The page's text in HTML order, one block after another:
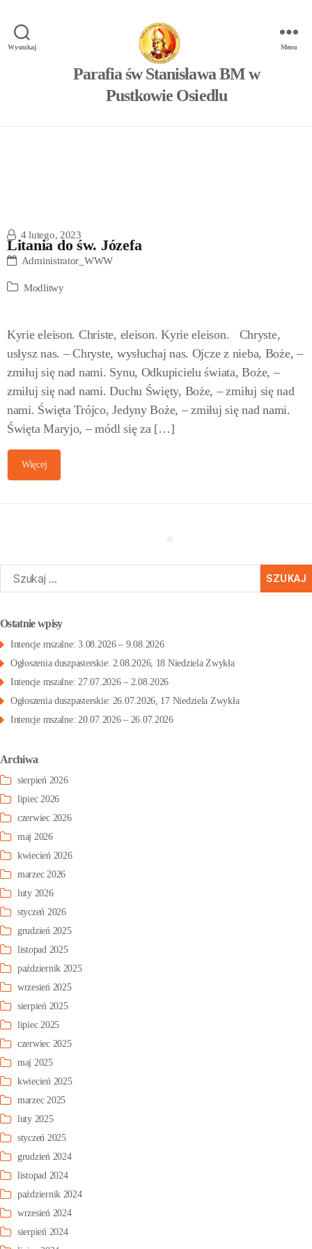
Wyszukaj
Parafia św Stanisława BM w
Pustkowie Osiedlu
Menu
Litania do św. Józefa
4 lutego, 2023
Administrator_WWW
Modlitwy
Kyrie eleison. Christe, eleison. Kyrie eleison. Chryste,
usłysz nas. – Chryste, wysłuchaj nas. Ojcze z nieba, Boże, –
zmiłuj się nad nami. Synu, Odkupicielu świata, Boże, –
zmiłuj się nad nami. Duchu Święty, Boże, – zmiłuj się nad
nami. Święta Trójco, Jedyny Boże, – zmiłuj się nad nami.
Święta Maryjo, – módl się za […]
Więcej
Ostatnie wpisy
Intencje mszalne: 3.08.2026 – 9.08.2026
Ogłoszenia duszpasterskie: 2.08.2026, 18 Niedziela Zwykła
Intencje mszalne: 27.07.2026 – 2.08.2026
Ogłoszenia duszpasterskie: 26.07.2026, 17 Niedziela Zwykła
Intencje mszalne: 20.07.2026 – 26.07.2026
Archiwa
sierpień 2026
lipiec 2026
czerwiec 2026
maj 2026
kwiecień 2026
marzec 2026
luty 2026
styczeń 2026
grudzień 2025
listopad 2025
październik 2025
wrzesień 2025
sierpień 2025
lipiec 2025
czerwiec 2025
maj 2025
kwiecień 2025
marzec 2025
luty 2025
styczeń 2025
grudzień 2024
listopad 2024
październik 2024
wrzesień 2024
sierpień 2024